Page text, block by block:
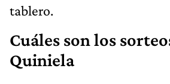
tablero.
Cuáles son los
Quiniela